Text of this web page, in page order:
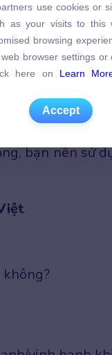
dễ nhớ nhất
từ vựng về tuổi
dụng, có ví dụ
Anh
bạn nên sử
không?
as your visits to this
browsing
browser settings or
here on
Learn More
Accept
use cookies or
as your visits to this
browsing
browser settings
here on Learn
Accept